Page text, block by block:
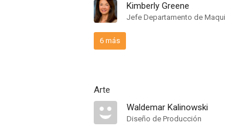
Kimberly Greene
Jefe Departamento de
6 más
Arte
Waldemar Kalinowski
Diseño de Producción